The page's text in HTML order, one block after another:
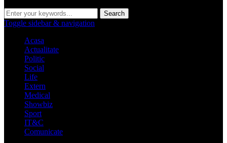
Toggle sidebar & navigation
Acasa
Actualitate
Politic
Social
Life
Extern
Medical
Showbiz
Sport
IT&C
Comunicate